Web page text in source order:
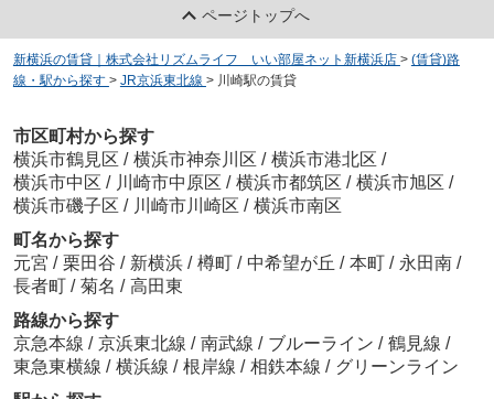
ページトップへ
新横浜の賃貸｜株式会社リズムライフ いい部屋ネット新横浜店 > (賃貸)路
線・駅から探す > JR京浜東北線 > 川崎駅の賃貸
市区町村から探す
横浜市鶴見区 / 横浜市神奈川区 / 横浜市港北区 /
横浜市中区 / 川崎市中原区 / 横浜市都筑区 / 横浜市旭区 /
横浜市磯子区 / 川崎市川崎区 / 横浜市南区
町名から探す
元宮 / 栗田谷 / 新横浜 / 樽町 / 中希望が丘 / 本町 / 永田南 /
長者町 / 菊名 / 高田東
路線から探す
京急本線 / 京浜東北線 / 南武線 / ブルーライン / 鶴見線 /
東急東横線 / 横浜線 / 根岸線 / 相鉄本線 / グリーンライン